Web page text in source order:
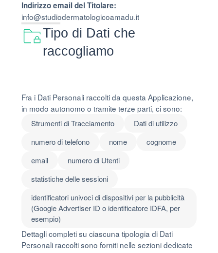
Indirizzo email del Titolare:
info@studiodermatologicoamadu.it
Tipo di Dati che
raccogliamo
Fra i Dati Personali raccolti da questa Applicazione,
in modo autonomo o tramite terze parti, ci sono:
Strumenti di Tracciamento
Dati di utilizzo
numero di telefono
nome
cognome
email
numero di Utenti
statistiche delle sessioni
identificatori univoci di dispositivi per la pubblicità
(Google Advertiser ID o identificatore IDFA, per
esempio)
Dettagli completi su ciascuna tipologia di Dati
Personali raccolti sono forniti nelle sezioni dedicate